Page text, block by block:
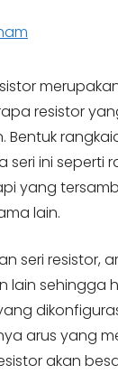
resistor
Bentuk
seri ini seperti
yang
lain.
seri resistor,
lain sehingga
arus yang
akan